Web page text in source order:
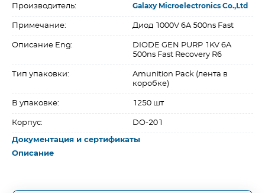
Производитель: Galaxy Microelectronics Co.,Ltd
Примечание: Диод 1000V 6A 500ns Fast
Описание Eng:
DIODE GEN PURP 1KV 6A
500ns Fast Recovery R6
Тип упаковки:
Amunition Pack (лента в
коробке)
В упаковке: 1250 шт
Корпус: DO-201
Документация и сертификаты
Описание